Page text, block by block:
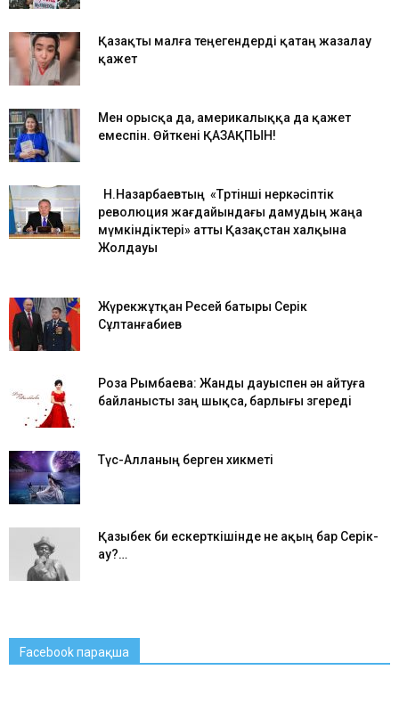
Қазақты малға теңегендерді қатаң жазалау
қажет
Мен орысқа да, америкалыққа да қажет
емеспін. Өйткені ҚАЗАҚПЫН!
Н.Назарбаевтың «Төртінші өнеркәсіптік
революция жағдайындағы дамудың жаңа
мүмкіндіктері» атты Қазақстан халқына
Жолдауы
Жүрекжұтқан Ресей батыры Серік
Сұлтанғабиев
Роза Рымбаева: Жанды дауыспен ән айтуға
байланысты заң шықса, барлығы өзгереді
Түс-Алланың берген хикметі
Қазыбек би ескерткішінде не ақың бар Серік-
ау?…
Facebook парақша